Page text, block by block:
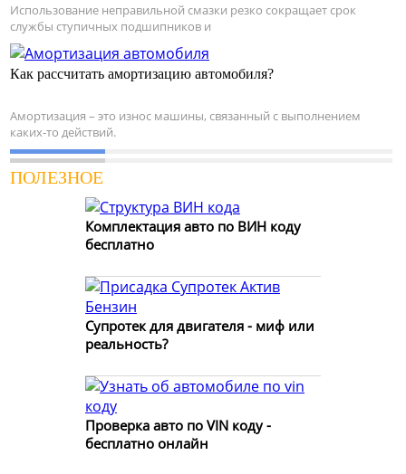
Использование неправильной смазки резко сокращает срок
службы ступичных подшипников и
Как рассчитать амортизацию автомобиля?
Амортизация – это износ машины, связанный с выполнением
каких-то действий.
ПОЛЕЗНОЕ
Комплектация авто по ВИН коду
бесплатно
Супротек для двигателя - миф или
реальность?
Проверка авто по VIN коду -
бесплатно онлайн